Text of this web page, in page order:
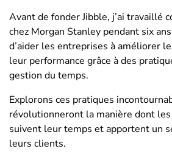
Avant de fonder Jibble, j’ai travaillé
chez Morgan Stanley pendant six
d’aider les entreprises à améliorer
leur performance grâce à des
gestion du temps.
Explorons ces pratiques
révolutionneront la manière dont
suivent leur temps et apportent un
leurs clients.